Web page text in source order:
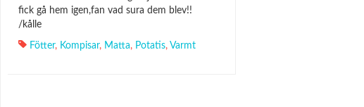
fick gå hem igen,fan vad sura dem blev!!
/kålle
Fötter, Kompisar, Matta, Potatis, Varmt